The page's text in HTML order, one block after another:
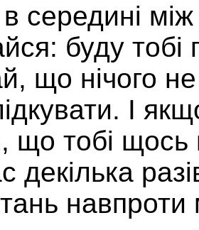
середині
буду
що нічого
І
що тобі
декілька